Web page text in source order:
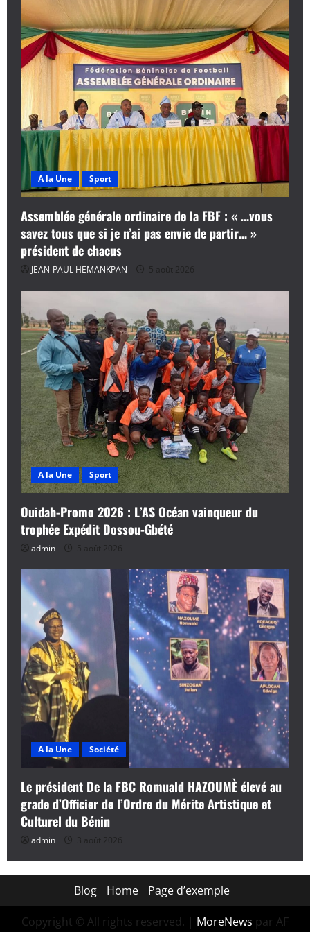
c
l
e
A la Une Sport
Assemblée générale ordinaire de la FBF : « …vous
savez tous que si je n’ai pas envie de partir… »
président de chacus
JEAN-PAUL HEMANKPAN 5 août 2026
A la Une Sport
Ouidah-Promo 2026 : L’AS Océan vainqueur du
trophée Expédit Dossou-Gbété
admin 5 août 2026
A la Une Société
Le président De la FBC Romuald HAZOUMÈ élevé au
grade d’Officier de l’Ordre du Mérite Artistique et
Culturel du Bénin
admin 3 août 2026
Blog Home Page d’exemple
Copyright © All rights reserved. | MoreNews par AF